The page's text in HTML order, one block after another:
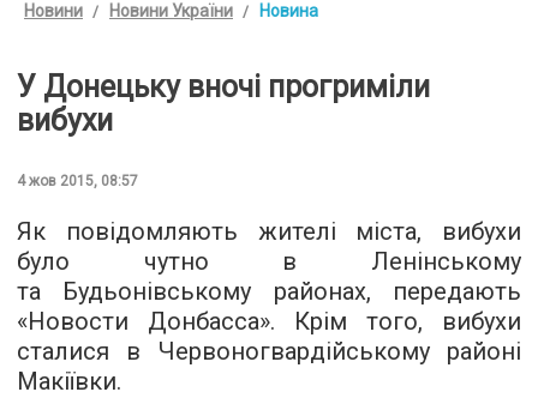
Новини Новини України Новина
У Донецьку вночі прогриміли
вибухи
4 жов 2015, 08:57
Як повідомляють жителі міста, вибухи
було чутно в Ленінському
та Будьонівському районах, передають
«Новости Донбасса». Крім того, вибухи
сталися в Червоногвардійському районі
Макіївки.